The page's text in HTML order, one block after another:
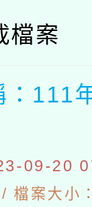
檔案
：111
09-20
檔案大小